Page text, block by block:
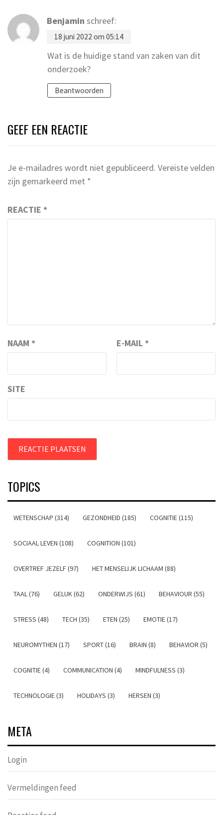
Benjamin schreef:
18 juni 2022 om 05:14
Wat is de huidige stand van zaken van dit
onderzoek?
Beantwoorden
GEEF EEN REACTIE
Je e-mailadres wordt niet gepubliceerd. Vereiste velden
zijn gemarkeerd met *
REACTIE *
NAAM * E-MAIL *
SITE
TOPICS
WETENSCHAP (314) GEZONDHEID (185) COGNITIE (115)
SOCIAAL LEVEN (108) COGNITION (101)
OVERTREF JEZELF (97) HET MENSELIJK LICHAAM (88)
TAAL (76) GELUK (62) ONDERWIJS (61) BEHAVIOUR (55)
STRESS (48) TECH (35) ETEN (25) EMOTIE (17)
NEUROMYTHEN (17) SPORT (16) BRAIN (8) BEHAVIOR (5)
COGNITIE (4) COMMUNICATION (4) MINDFULNESS (3)
TECHNOLOGIE (3) HOLIDAYS (3) HERSEN (3)
META
Login
Vermeldingen feed